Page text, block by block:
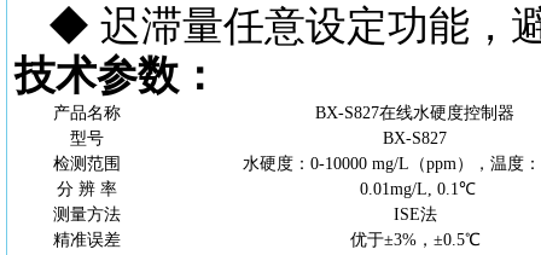
◆ 迟滞量任意设定功能，
技术参数：
产品名称
BX-S827在线水硬度控制器
型号
BX-S827
检测范围
水硬度： 0-10000 mg/L（ppm）， 温度：
分 辨 率 0.01mg/L, 0.1℃
测量方法
ISE法
精准误差
优于±3%，±0.5℃